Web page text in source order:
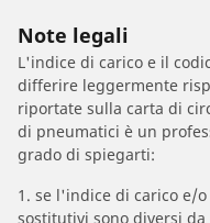
Note legali
L'indice di carico e il
differire leggermente
riportate sulla carta di
di pneumatici è un
grado di spiegarti:
1. se l'indice di carico e/
sostitutivi sono diversi